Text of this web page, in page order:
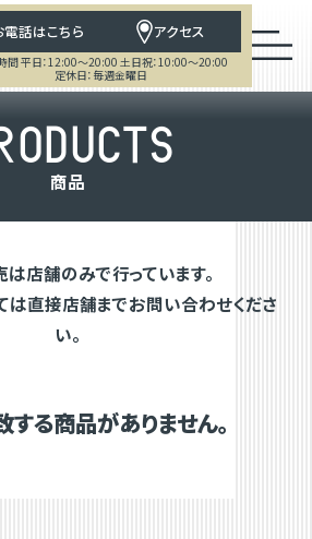
電話はこちら アクセス
間 平日：12:00～20:00 土日祝：10:00～20:00
定休日：毎週金曜日
ODUCTS
商品
店舗のみで行っています。
は直接店舗までお問い合わせくださ
い。
る商品がありません。